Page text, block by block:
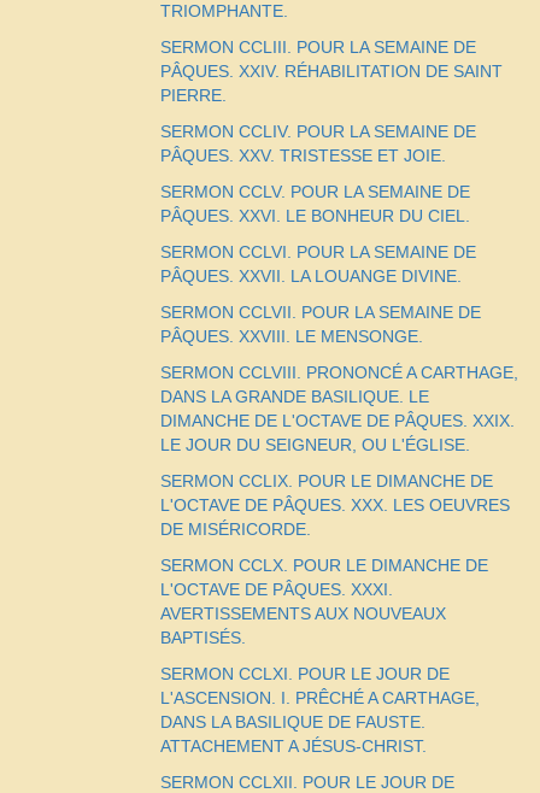
TRIOMPHANTE.
SERMON CCLIII. POUR LA SEMAINE DE
PÂQUES. XXIV. RÉHABILITATION DE SAINT
PIERRE.
SERMON CCLIV. POUR LA SEMAINE DE
PÂQUES. XXV. TRISTESSE ET JOIE.
SERMON CCLV. POUR LA SEMAINE DE
PÂQUES. XXVI. LE BONHEUR DU CIEL.
SERMON CCLVI. POUR LA SEMAINE DE
PÂQUES. XXVII. LA LOUANGE DIVINE.
SERMON CCLVII. POUR LA SEMAINE DE
PÂQUES. XXVIII. LE MENSONGE.
SERMON CCLVIII. PRONONCÉ A CARTHAGE,
DANS LA GRANDE BASILIQUE. LE
DIMANCHE DE L'OCTAVE DE PÂQUES. XXIX.
LE JOUR DU SEIGNEUR, OU L'ÉGLISE.
SERMON CCLIX. POUR LE DIMANCHE DE
L'OCTAVE DE PÂQUES. XXX. LES OEUVRES
DE MISÉRICORDE.
SERMON CCLX. POUR LE DIMANCHE DE
L'OCTAVE DE PÂQUES. XXXI.
AVERTISSEMENTS AUX NOUVEAUX
BAPTISÉS.
SERMON CCLXI. POUR LE JOUR DE
L'ASCENSION. I. PRÊCHÉ A CARTHAGE,
DANS LA BASILIQUE DE FAUSTE.
ATTACHEMENT A JÉSUS-CHRIST.
SERMON CCLXII. POUR LE JOUR DE